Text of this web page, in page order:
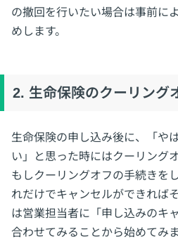
の撤回を行いたい場合は事前に
めします。
2. 生命保険のクーリング
生命保険の申し込み後に、「や
い」と思った時にはクーリング
もしクーリングオフの手続きを
れだけでキャンセルができれば
は営業担当者に「申し込みのキ
合わせてみることから始めてみま